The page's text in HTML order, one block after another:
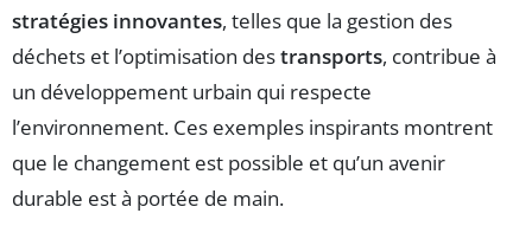
stratégies innovantes, telles que la gestion des
déchets et l’optimisation destransports, contribue à
un développement urbain qui respecte
l’environnement. Ces exemples inspirants montrent
que le changement est possible et qu’un avenir
durable est à portée de main.